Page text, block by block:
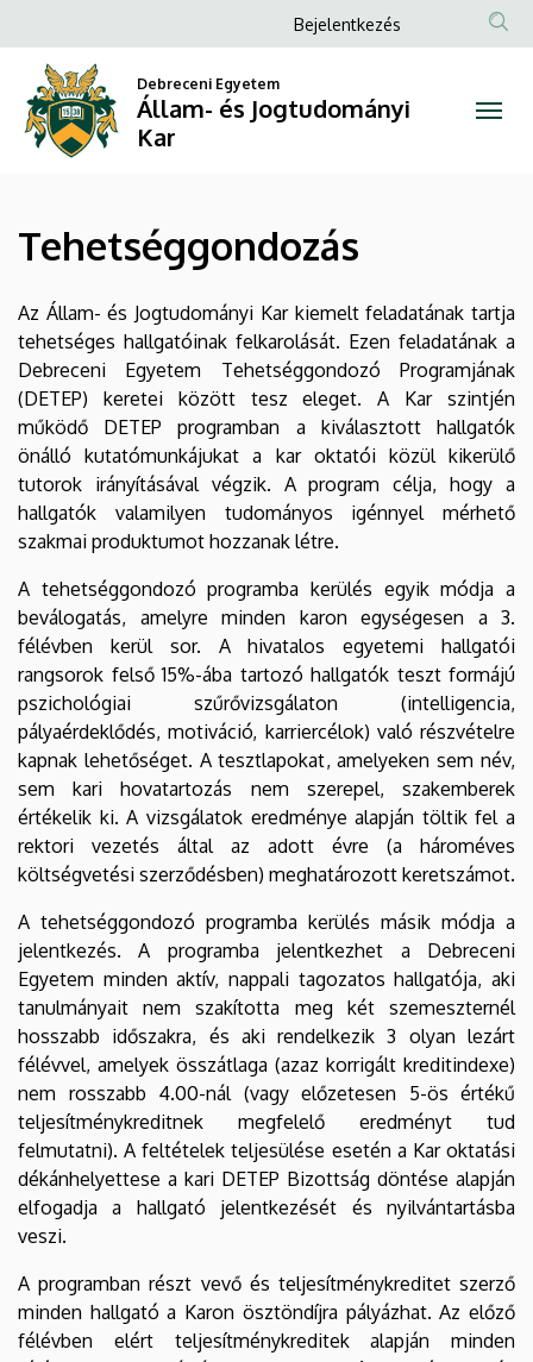
Tehetséggondozás
Állam-
Jogtudományi
Kar
a
tartalomra
Anonim
fiók
menüje
Bejelentkezés
Debreceni Egyetem
Állam- és Jogtudományi
Kar
Tehetséggondozás
Az Állam- és Jogtudományi Kar kiemelt feladatának tartja
tehetséges hallgatóinak felkarolását. Ezen feladatának a
Debreceni Egyetem Tehetséggondozó Programjának
(DETEP) keretei között tesz eleget. A Kar szintjén
működő DETEP programban a kiválasztott hallgatók
önálló kutatómunkájukat a kar oktatói közül kikerülő
tutorok irányításával végzik. A program célja, hogy a
hallgatók valamilyen tudományos igénnyel mérhető
szakmai produktumot hozzanak létre.
A tehetséggondozó programba kerülés egyik módja a
beválogatás, amelyre minden karon egységesen a 3.
félévben kerül sor. A hivatalos egyetemi hallgatói
rangsorok felső 15%-ába tartozó hallgatók teszt formájú
pszichológiai szűrővizsgálaton (intelligencia,
pályaérdeklődés, motiváció, karriercélok) való részvételre
kapnak lehetőséget. A tesztlapokat, amelyeken sem név,
sem kari hovatartozás nem szerepel, szakemberek
értékelik ki. A vizsgálatok eredménye alapján töltik fel a
rektori vezetés által az adott évre (a hároméves
költségvetési szerződésben) meghatározott keretszámot.
A tehetséggondozó programba kerülés másik módja a
jelentkezés. A programba jelentkezhet a Debreceni
Egyetem minden aktív, nappali tagozatos hallgatója, aki
tanulmányait nem szakította meg két szemeszternél
hosszabb időszakra, és aki rendelkezik 3 olyan lezárt
félévvel, amelyek összátlaga (azaz korrigált kreditindexe)
nem rosszabb 4.00-nál (vagy előzetesen 5-ös értékű
teljesítménykreditnek megfelelő eredményt tud
felmutatni). A feltételek teljesülése esetén a Kar oktatási
dékánhelyettese a kari DETEP Bizottság döntése alapján
elfogadja a hallgató jelentkezését és nyilvántartásba
veszi.
A programban részt vevő és teljesítménykreditet szerző
minden hallgató a Karon ösztöndíjra pályázhat. Az előző
félévben elért teljesítménykreditek alapján minden